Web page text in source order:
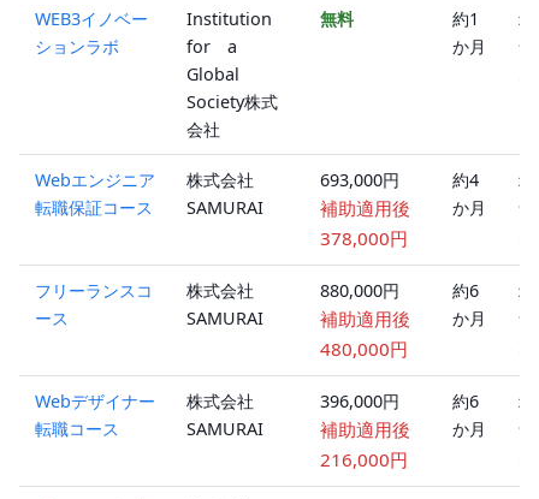
WEB3イノベー
ションラボ
Institution
for a
Global
Society株式
会社
無料
約1
か月
オ
ラ
Webエンジニア
転職保証コース
株式会社
SAMURAI
693,000円
補助適用後
378,000円
約4
か月
オ
ラ
フリーランスコ
ース
株式会社
SAMURAI
880,000円
補助適用後
480,000円
約6
か月
オ
ラ
Webデザイナー
転職コース
株式会社
SAMURAI
396,000円
補助適用後
216,000円
約6
か月
オ
ラ